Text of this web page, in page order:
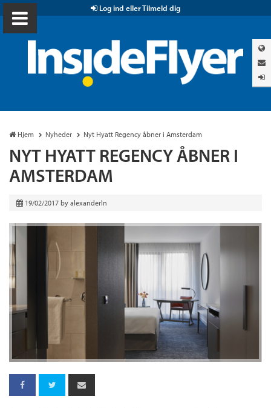
Log ind eller Tilmeld dig
Hjem Nyheder Nyt Hyatt Regency åbner i Amsterdam
NYT HYATT REGENCY ÅBNER I
AMSTERDAM
19/02/2017 by alexanderln